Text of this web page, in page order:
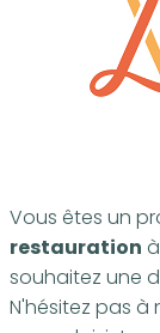
Vous êtes un
restauration
souhaitez une
N'hésitez pas